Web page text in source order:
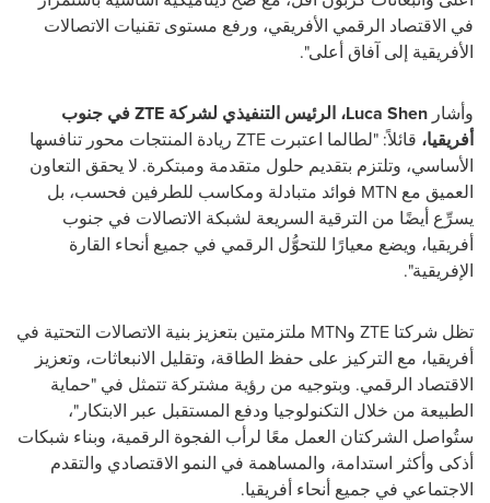
في الاقتصاد الرقمي الأفريقي، ورفع مستوى تقنيات الاتصالات
الأفريقية إلى آفاق أعلى".
وأشار
Luca Shen، الرئيس التنفيذي لشركة ZTE في جنوب
أفريقيا،
قائلاً: "لطالما اعتبرت ZTE ريادة المنتجات محور تنافسها
الأساسي، وتلتزم بتقديم حلول متقدمة ومبتكرة. لا يحقق التعاون
العميق مع MTN فوائد متبادلة ومكاسب للطرفين فحسب، بل
يسرِّع أيضًا من الترقية السريعة لشبكة الاتصالات في جنوب
أفريقيا، ويضع معيارًا للتحوُّل الرقمي في جميع أنحاء القارة
الإفريقية".
تظل شركتا ZTE وMTN ملتزمتين بتعزيز بنية الاتصالات التحتية في
أفريقيا، مع التركيز على حفظ الطاقة، وتقليل الانبعاثات، وتعزيز
الاقتصاد الرقمي. وبتوجيه من رؤية مشتركة تتمثل في "حماية
الطبيعة من خلال التكنولوجيا ودفع المستقبل عبر الابتكار"،
ستُواصل الشركتان العمل معًا لرأب الفجوة الرقمية، وبناء شبكات
أذكى وأكثر استدامة، والمساهمة في النمو الاقتصادي والتقدم
الاجتماعي في جميع أنحاء أفريقيا.